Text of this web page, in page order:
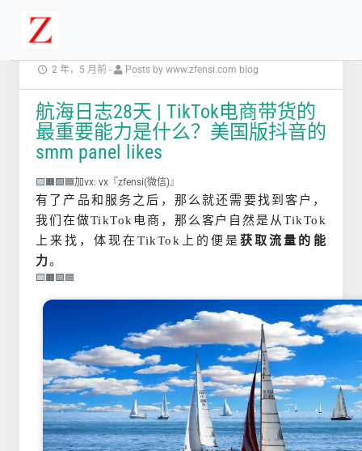
2 年，5 月前 - Posts by www.zfensi.com blog
航海日志28天 | TikTok电商带货的
最重要能力是什么？美国版抖音的
smm panel likes
🟨🟧🟩🟦加vx: vx『zfensi(微信)』
有了产品和服务之后，那么就还需要找到客户，
我们在做TikTok电商，那么客户自然是从TikTok
上来找，体现在TikTok上的便是获取流量的能
力。
🟨🟧🟩🟦